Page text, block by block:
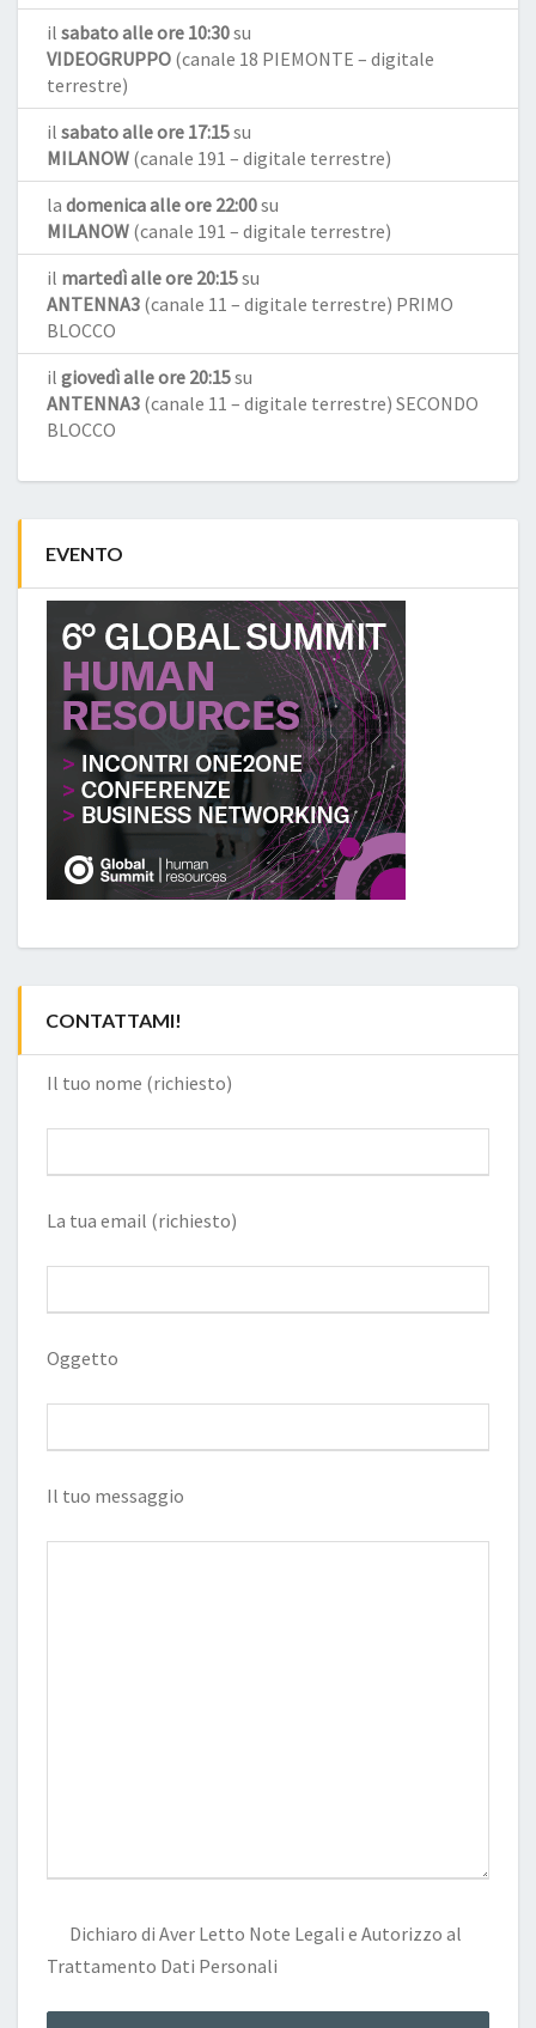
il sabato alle ore 10:30su
VIDEOGRUPPO (canale 18 PIEMONTE – digitale
terrestre)
il sabato alle ore 17:15su
MILANOW (canale 191 – digitale terrestre)
la domenica alle ore 22:00su
MILANOW (canale 191 – digitale terrestre)
il martedì alle ore 20:15su
ANTENNA3 (canale 11 – digitale terrestre) PRIMO
BLOCCO
il giovedì alle ore 20:15su
ANTENNA3 (canale 11 – digitale terrestre) SECONDO
BLOCCO
EVENTO
CONTATTAMI!
Il tuo nome (richiesto)
La tua email (richiesto)
Oggetto
Il tuo messaggio
Dichiaro di Aver Letto Note Legali e Autorizzo al
Trattamento Dati Personali